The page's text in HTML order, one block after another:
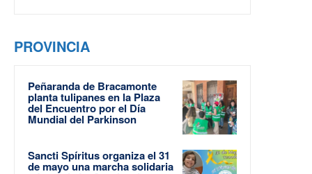
PROVINCIA
Peñaranda de Bracamonte
planta tulipanes en la Plaza
del Encuentro por el Día
Mundial del Parkinson
Sancti Spíritus organiza el 31
de mayo una marcha solidaria